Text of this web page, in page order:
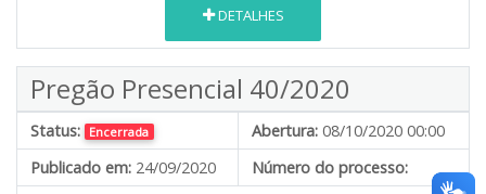
DETALHES
Pregão Presencial 40/2020
Status: Encerrada Abertura: 08/10/2020 00:00
Publicado em: 24/09/2020
Número do processo: